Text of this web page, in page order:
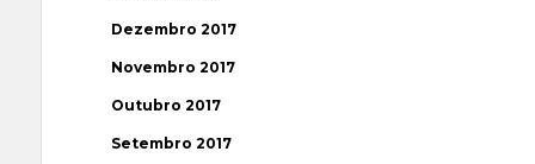
Dezembro 2017
Novembro 2017
Outubro 2017
Setembro 2017